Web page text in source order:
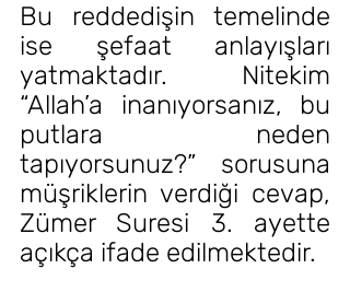
Bu reddedişin temelinde
ise şefaat anlayışları
yatmaktadır. Nitekim
“Allah’a inanıyorsanız, bu
putlara neden
tapıyorsunuz?” sorusuna
müşriklerin verdiği cevap,
Zümer Suresi 3. ayette
açıkça ifade edilmektedir.